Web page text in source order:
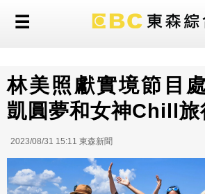
林美照獻實境節目
凱圓夢和女神Chill旅
2023/08/31 15:11 東森新聞